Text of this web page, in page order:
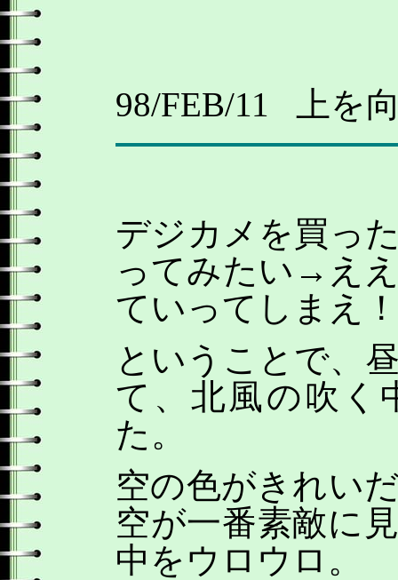
98/FEB/11 上を
デジカメを買っ
ってみたい→え
ていってしまえ！
ということで、
て、北風の吹く
た。
空の色がきれい
空が一番素敵に
中をウロウロ。